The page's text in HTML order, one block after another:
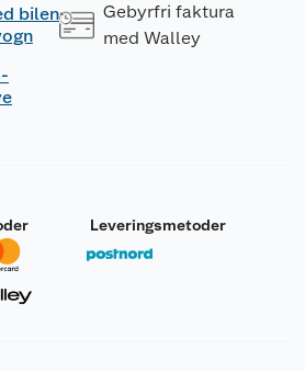
bilen
Gebyrfri faktura
med Walley
Leveringsmetoder